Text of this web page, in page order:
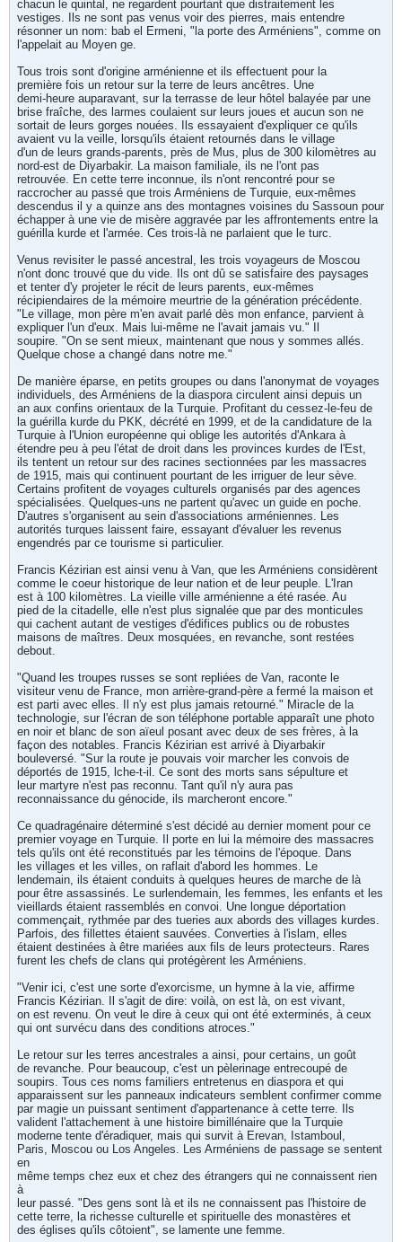
chacun le quintal, ne regardent pourtant que distraitement les
vestiges. Ils ne sont pas venus voir des pierres, mais entendre
résonner un nom: bab el Ermeni, "la porte des Arméniens", comme on
l'appelait au Moyen ge.
Tous trois sont d'origine arménienne et ils effectuent pour la
première fois un retour sur la terre de leurs ancêtres. Une
demi-heure auparavant, sur la terrasse de leur hôtel balayée par une
brise fraîche, des larmes coulaient sur leurs joues et aucun son ne
sortait de leurs gorges nouées. Ils essayaient d'expliquer ce qu'ils
avaient vu la veille, lorsqu'ils étaient retournés dans le village
d'un de leurs grands-parents, près de Mus, plus de 300 kilomètres au
nord-est de Diyarbakir. La maison familiale, ils ne l'ont pas
retrouvée. En cette terre inconnue, ils n'ont rencontré pour se
raccrocher au passé que trois Arméniens de Turquie, eux-mêmes
descendus il y a quinze ans des montagnes voisines du Sassoun pour
échapper à une vie de misère aggravée par les affrontements entre la
guérilla kurde et l'armée. Ces trois-là ne parlaient que le turc.
Venus revisiter le passé ancestral, les trois voyageurs de Moscou
n'ont donc trouvé que du vide. Ils ont dû se satisfaire des paysages
et tenter d'y projeter le récit de leurs parents, eux-mêmes
récipiendaires de la mémoire meurtrie de la génération précédente.
"Le village, mon père m'en avait parlé dès mon enfance, parvient à
expliquer l'un d'eux. Mais lui-même ne l'avait jamais vu." Il
soupire. "On se sent mieux, maintenant que nous y sommes allés.
Quelque chose a changé dans notre me."
De manière éparse, en petits groupes ou dans l'anonymat de voyages
individuels, des Arméniens de la diaspora circulent ainsi depuis un
an aux confins orientaux de la Turquie. Profitant du cessez-le-feu de
la guérilla kurde du PKK, décrété en 1999, et de la candidature de la
Turquie à l'Union européenne qui oblige les autorités d'Ankara à
étendre peu à peu l'état de droit dans les provinces kurdes de l'Est,
ils tentent un retour sur des racines sectionnées par les massacres
de 1915, mais qui continuent pourtant de les irriguer de leur sève.
Certains profitent de voyages culturels organisés par des agences
spécialisées. Quelques-uns ne partent qu'avec un guide en poche.
D'autres s'organisent au sein d'associations arméniennes. Les
autorités turques laissent faire, essayant d'évaluer les revenus
engendrés par ce tourisme si particulier.
Francis Kézirian est ainsi venu à Van, que les Arméniens considèrent
comme le coeur historique de leur nation et de leur peuple. L'Iran
est à 100 kilomètres. La vieille ville arménienne a été rasée. Au
pied de la citadelle, elle n'est plus signalée que par des monticules
qui cachent autant de vestiges d'édifices publics ou de robustes
maisons de maîtres. Deux mosquées, en revanche, sont restées
debout.
"Quand les troupes russes se sont repliées de Van, raconte le
visiteur venu de France, mon arrière-grand-père a fermé la maison et
est parti avec elles. Il n'y est plus jamais retourné." Miracle de la
technologie, sur l'écran de son téléphone portable apparaît une photo
en noir et blanc de son aïeul posant avec deux de ses frères, à la
façon des notables. Francis Kézirian est arrivé à Diyarbakir
bouleversé. "Sur la route je pouvais voir marcher les convois de
déportés de 1915, lche-t-il. Ce sont des morts sans sépulture et
leur martyre n'est pas reconnu. Tant qu'il n'y aura pas
reconnaissance du génocide, ils marcheront encore."
Ce quadragénaire déterminé s'est décidé au dernier moment pour ce
premier voyage en Turquie. Il porte en lui la mémoire des massacres
tels qu'ils ont été reconstitués par les témoins de l'époque. Dans
les villages et les villes, on raflait d'abord les hommes. Le
lendemain, ils étaient conduits à quelques heures de marche de là
pour être assassinés. Le surlendemain, les femmes, les enfants et les
vieillards étaient rassemblés en convoi. Une longue déportation
commençait, rythmée par des tueries aux abords des villages kurdes.
Parfois, des fillettes étaient sauvées. Converties à l'islam, elles
étaient destinées à être mariées aux fils de leurs protecteurs. Rares
furent les chefs de clans qui protégèrent les Arméniens.
"Venir ici, c'est une sorte d'exorcisme, un hymne à la vie, affirme
Francis Kézirian. Il s'agit de dire: voilà, on est là, on est vivant,
on est revenu. On veut le dire à ceux qui ont été exterminés, à ceux
qui ont survécu dans des conditions atroces."
Le retour sur les terres ancestrales a ainsi, pour certains, un goût
de revanche. Pour beaucoup, c'est un pèlerinage entrecoupé de
soupirs. Tous ces noms familiers entretenus en diaspora et qui
apparaissent sur les panneaux indicateurs semblent confirmer comme
par magie un puissant sentiment d'appartenance à cette terre. Ils
valident l'attachement à une histoire bimillénaire que la Turquie
moderne tente d'éradiquer, mais qui survit à Erevan, Istamboul,
Paris, Moscou ou Los Angeles. Les Arméniens de passage se sentent
en
même temps chez eux et chez des étrangers qui ne connaissent rien
à
leur passé. "Des gens sont là et ils ne connaissent pas l'histoire de
cette terre, la richesse culturelle et spirituelle des monastères et
des églises qu'ils côtoient", se lamente une femme.